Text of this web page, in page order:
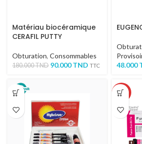
Matériau biocéramique
CERAFIL PUTTY
Obturation, Consommables
180.000TND 90.000TND TTC
48.000
-50%